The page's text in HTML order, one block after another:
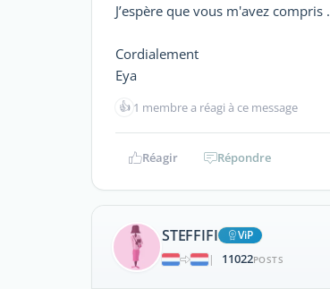
J’espère que vous m'avez compris .
Cordialement
Eya
👍 1 membre a réagi à ce message
Réagir Répondre
STEFFIFI
ViP
|
11022POSTS